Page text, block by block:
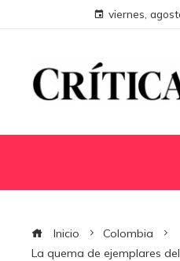
viernes,
Inicio
Colombia
La quema de ejemplares